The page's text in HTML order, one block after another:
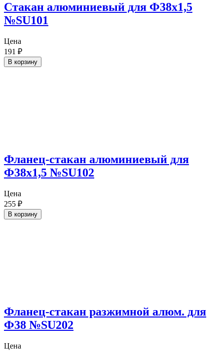
Cтакан алюминиевый для Ф38х1,5
№SU101
Цена
191 ₽
В корзину
Фланец-стакан алюминиевый для
Ф38х1,5 №SU102
Цена
255 ₽
В корзину
Фланец-стакан разжимной алюм. для
Ф38 №SU202
Цена